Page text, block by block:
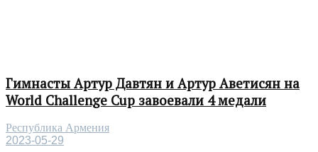
Гимнасты Артур Давтян и Артур Аветисян на
World Challenge Cup завоевали 4 медали
Республика Армения
2023-05-29